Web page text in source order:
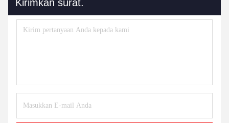
Kirimkan surat.